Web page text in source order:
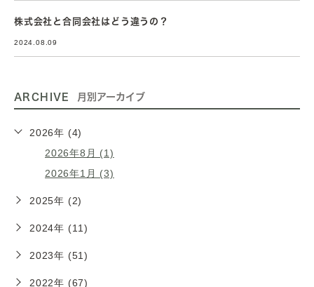
株式会社と合同会社はどう違うの？
2024.08.09
ARCHIVE 月別アーカイブ
2026年 (4)
2026年8月 (1)
2026年1月 (3)
2025年 (2)
2024年 (11)
2023年 (51)
2022年 (67)